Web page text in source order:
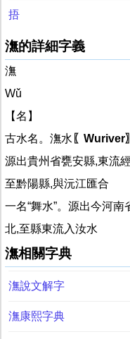
捂
潕的詳細字義
潕
Wǔ
【名】
古水名。潕水 〖Wuriver〗
源出貴州省甕安縣,東流
至黔陽縣,與沅江匯合
一名“舞水”。源出今河
北,至縣東流入汝水
潕相關字典
潕說文解字
潕康熙字典